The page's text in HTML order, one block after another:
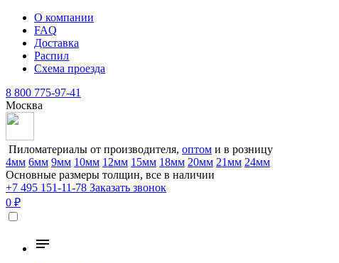
О компании
FAQ
Доставка
Распил
Схема проезда
8 800 775-97-41
Москва
Пиломатериалы от производителя, оптом и в розницу
4мм 6мм 9мм 10мм 12мм 15мм 18мм 20мм 21мм 24мм
Основные размеры толщин, все в наличии
+7 495 151-11-78 Заказать звонок
0 ₽